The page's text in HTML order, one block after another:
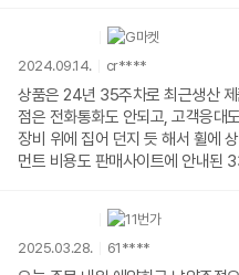
2024.09.14. cr****
상품은 24년 35주차로 최근생산
점은 전화통화도 안되고, 고객응대
장비 위에 집어 던지 듯 해서 휠에
먼트 비용도 판매사이트에
2025.03.28. 61****